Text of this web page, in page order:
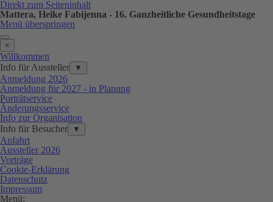
Direkt zum Seiteninhalt
Mattera, Heike Fabijenna - 16. Ganzheitliche Gesundheitstage
Menü überspringen
×
Willkommen
Info für Aussteller
▼
Anmeldung 2026
Anmeldung für 2027 - in Planung
Porträtservice
Änderungsservice
Info zur Organisation
Info für Besucher
▼
Anfahrt
Aussteller 2026
Vorträge
Cookie-Erklärung
Datenschutz
Impressum
Menü: